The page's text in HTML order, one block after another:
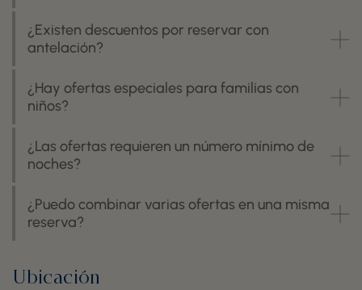
¿Existen descuentos por reservar con
antelación?
¿Hay ofertas especiales para familias con
niños?
¿Las ofertas requieren un número mínimo de
noches?
¿Puedo combinar varias ofertas en una misma
reserva?
Ubicación